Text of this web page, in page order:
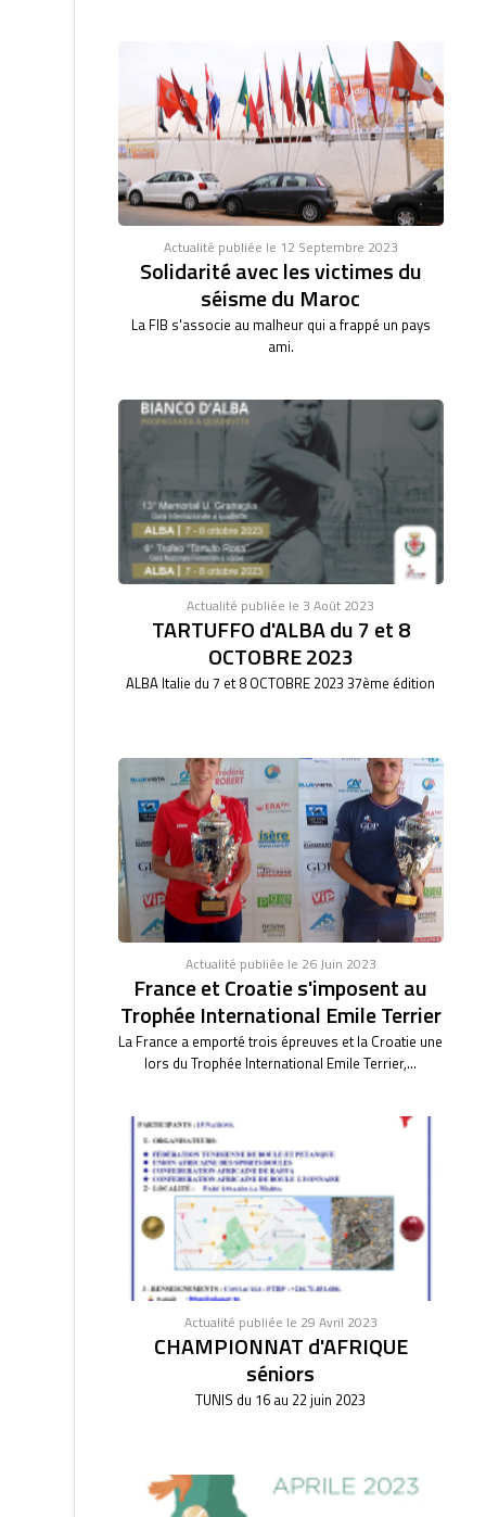
Actualité publiée le 12 Septembre 2023
Solidarité avec les victimes du
séisme du Maroc
La FIB s'associe au malheur qui a frappé un pays
ami.
Actualité publiée le 3 Août 2023
TARTUFFO d'ALBA du 7 et 8
OCTOBRE 2023
ALBA Italie du 7 et 8 OCTOBRE 2023 37ème édition
Actualité publiée le 26 Juin 2023
France et Croatie s'imposent au
Trophée International Emile Terrier
La France a emporté trois épreuves et la Croatie une
lors du Trophée International Emile Terrier,...
Actualité publiée le 29 Avril 2023
CHAMPIONNAT d'AFRIQUE
séniors
TUNIS du 16 au 22 juin 2023